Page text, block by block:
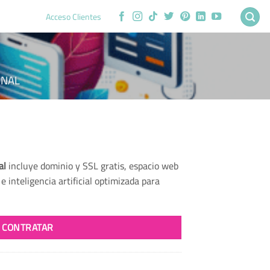
Acceso Clientes
incluye dominio y SSL gratis, espacio web
inteligencia artificial optimizada para
CONTRATAR